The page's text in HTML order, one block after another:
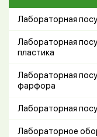
Лабораторная
Лабораторная
пластика
Лабораторная
фарфора
Лабораторная
Лабораторное